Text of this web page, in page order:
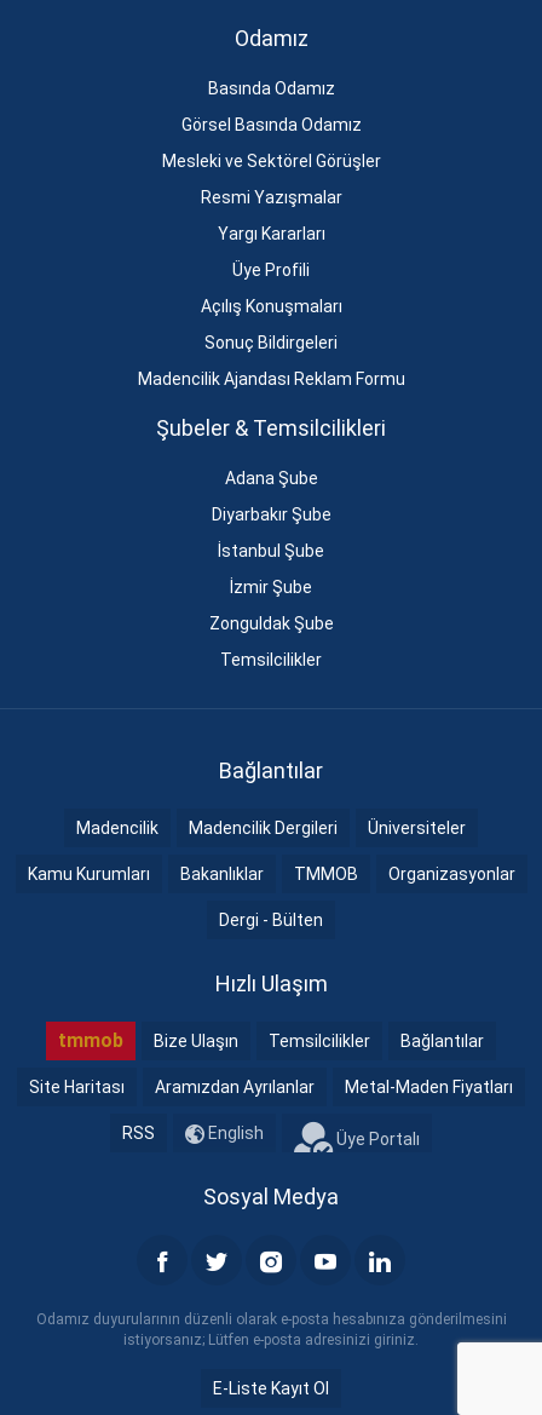
Odamız
Basında Odamız
Görsel Basında Odamız
Mesleki ve Sektörel Görüşler
Resmi Yazışmalar
Yargı Kararları
Üye Profili
Açılış Konuşmaları
Sonuç Bildirgeleri
Madencilik Ajandası Reklam Formu
Şubeler & Temsilcilikleri
Adana Şube
Diyarbakır Şube
İstanbul Şube
İzmir Şube
Zonguldak Şube
Temsilcilikler
Bağlantılar
Madencilik Madencilik Dergileri Üniversiteler
Kamu Kurumları Bakanlıklar TMMOB Organizasyonlar
Dergi - Bülten
Hızlı Ulaşım
tmmob Bize Ulaşın Temsilcilikler Bağlantılar
Site Haritası Aramızdan Ayrılanlar Metal-Maden Fiyatları
RSS English Üye Portalı
Sosyal Medya
Odamız duyurularının düzenli olarak e-posta hesabınıza gönderilmesini
istiyorsanız; Lütfen e-posta adresinizi giriniz.
E-Liste Kayıt Ol